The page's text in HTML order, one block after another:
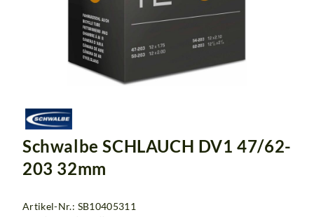
Schwalbe SCHLAUCH DV1 47/62-
203 32mm
Artikel-Nr.: SB10405311